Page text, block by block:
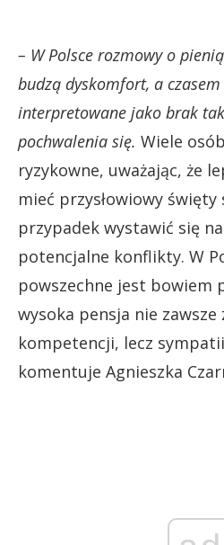
– W Polsce rozmowy o
budzą dyskomfort, a
interpretowane jako brak
pochwalenia się. Wiele
ryzykowne, uważając, że
mieć przysłowiowy
przypadek wystawić się
potencjalne konflikty. W
powszechne jest bowiem
wysoka pensja nie zawsze
kompetencji, lecz
komentuje Agnieszka